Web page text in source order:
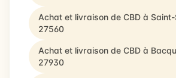
Achat et livraison de CBD à
27560
Achat et livraison de CBD à
27930